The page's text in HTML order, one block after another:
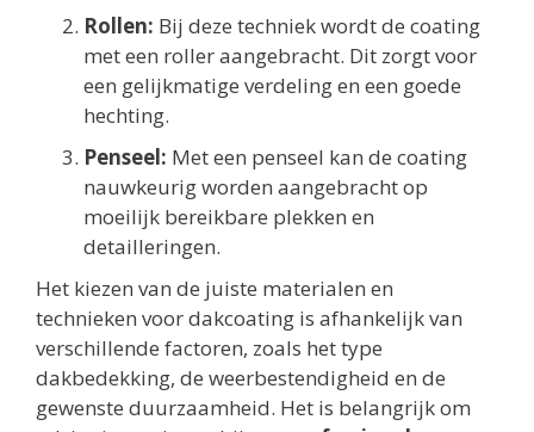
Rollen: Bij deze techniek wordt de coating
met een roller aangebracht. Dit zorgt voor
een gelijkmatige verdeling en een goede
hechting.
Penseel: Met een penseel kan de coating
nauwkeurig worden aangebracht op
moeilijk bereikbare plekken en
detailleringen.
Het kiezen van de juiste materialen en
technieken voor dakcoating is afhankelijk van
verschillende factoren, zoals het type
dakbedekking, de weerbestendigheid en de
gewenste duurzaamheid. Het is belangrijk om